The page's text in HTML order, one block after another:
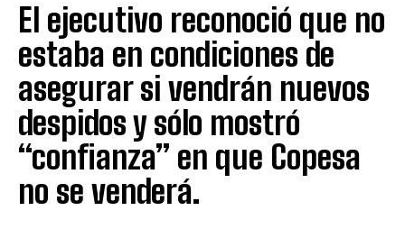
El ejecutivo reconoció que no
estaba en condiciones de
asegurar si vendrán nuevos
despidos y sólo mostró
“confianza” en que Copesa
no se venderá.